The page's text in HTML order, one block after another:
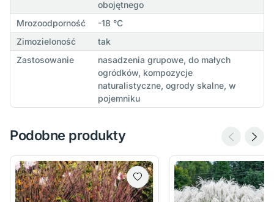
obojętnego
Mrozoodporność
-18 °C
Zimozieloność
tak
Zastosowanie
nasadzenia grupowe, do małych
ogródków, kompozycje
naturalistyczne, ogrody skalne, w
pojemniku
Podobne produkty